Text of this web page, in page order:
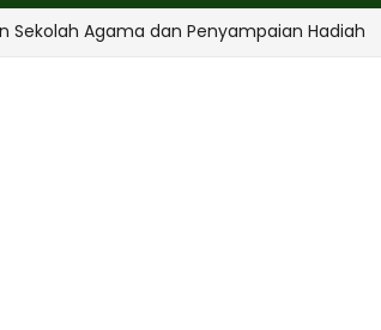
Agama dan Penyampaian Hadiah